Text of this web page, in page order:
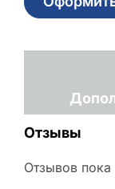
Отзывы
Отзывов пока